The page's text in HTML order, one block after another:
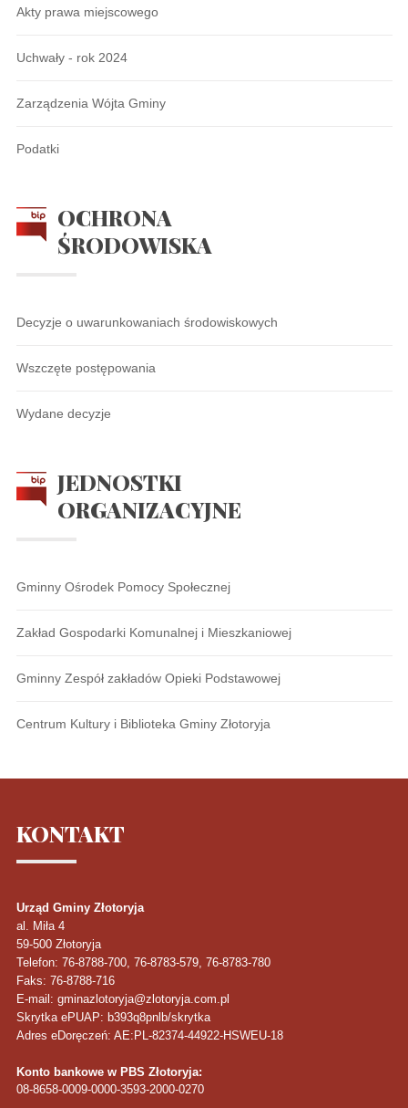
Akty prawa miejscowego
Uchwały - rok 2024
Zarządzenia Wójta Gminy
Podatki
OCHRONA
ŚRODOWISKA
Decyzje o uwarunkowaniach środowiskowych
Wszczęte postępowania
Wydane decyzje
JEDNOSTKI
ORGANIZACYJNE
Gminny Ośrodek Pomocy Społecznej
Zakład Gospodarki Komunalnej i Mieszkaniowej
Gminny Zespół zakładów Opieki Podstawowej
Centrum Kultury i Biblioteka Gminy Złotoryja
KONTAKT
Urząd Gminy Złotoryja
al. Miła 4
59-500 Złotoryja
Telefon: 76-8788-700, 76-8783-579, 76-8783-780
Faks: 76-8788-716
E-mail: gminazlotoryja@zlotoryja.com.pl
Skrytka ePUAP: b393q8pnlb/skrytka
Adres eDoręczeń: AE:PL-82374-44922-HSWEU-18
Konto bankowe w PBS Złotoryja:
08-8658-0009-0000-3593-2000-0270